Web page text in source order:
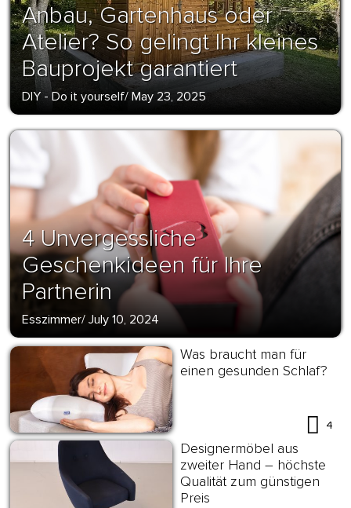
Anbau, Gartenhaus oder
Atelier? So gelingt Ihr kleines
Bauprojekt garantiert
DIY - Do it yourself/ May 23, 2025
4 Unvergessliche
Geschenkideen für Ihre
Partnerin
Esszimmer/ July 10, 2024
Was braucht man für
einen gesunden Schlaf?
4
Designermöbel aus
zweiter Hand – höchste
Qualität zum günstigen
Preis